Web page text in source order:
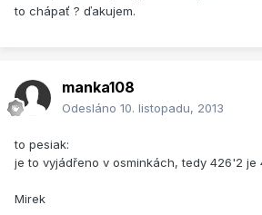
to chápať ? ďakujem.
manka108
Odesláno 10. listopadu, 2013
to pesiak:
je to vyjádřeno v osminkách, tedy 426'2 je
Mirek